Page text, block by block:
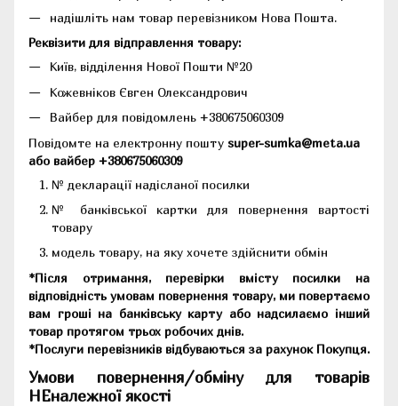
надішліть нам товар перевізником Нова Пошта.
Реквізити для відправлення товару:
Київ, відділення Нової Пошти №20
Кожевніков Євген Олександрович
Вайбер для повідомлень +380675060309
Повідомте на електронну пошту super-sumka@meta.ua
або вайбер +380675060309
№ декларації надісланої посилки
№ банківської картки для повернення вартості
товару
модель товару, на яку хочете здійснити обмін
*Після отримання, перевірки вмісту посилки на
відповідність умовам повернення товару, ми повертаємо
вам гроші на банківську карту або надсилаємо інший
товар протягом трьох робочих днів.
*Послуги перевізників відбуваються за рахунок Покупця.
Умови повернення/обміну для товарів
НЕналежної якості